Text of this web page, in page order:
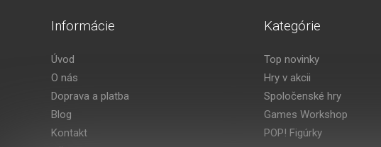
Informácie
Úvod
O nás
Doprava a platba
Blog
Kontakt
Kategórie
Top novinky
Hry v akcii
Spoločenské hry
Games Workshop
POP! Figúrky